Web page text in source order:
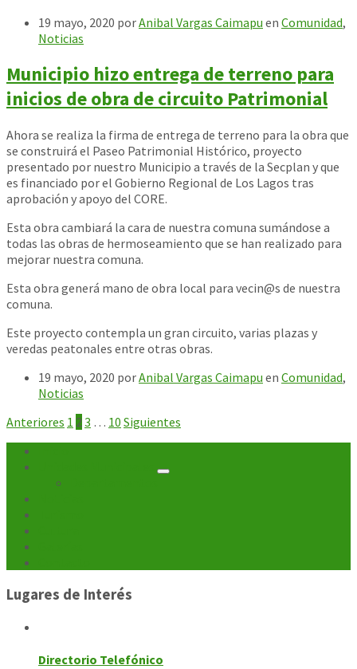
19 mayo, 2020 porAnibal Vargas Caimapu en Comunidad,
Noticias
Municipio hizo entrega de terreno para
inicios de obra de circuito Patrimonial
Ahora se realiza la firma de entrega de terreno para la obra que
se construirá el Paseo Patrimonial Histórico, proyecto
presentado por nuestro Municipio a través de la Secplan y que
es financiado por el Gobierno Regional de Los Lagos tras
aprobación y apoyo del CORE.
Esta obra cambiará la cara de nuestra comuna sumándose a
todas las obras de hermoseamiento que se han realizado para
mejorar nuestra comuna.
Esta obra generá mano de obra local para vecin@s de nuestra
comuna.
Este proyecto contempla un gran circuito, varias plazas y
veredas peatonales entre otras obras.
19 mayo, 2020 porAnibal Vargas Caimapu en Comunidad,
Noticias
Paginación
de
entradas
Anteriores 1 23 … 10 Siguientes
Lugares de Interés
Directorio Telefónico